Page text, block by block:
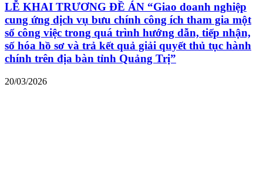
LỄ KHAI TRƯƠNG ĐỀ ÁN “Giao doanh nghiệp
cung ứng dịch vụ bưu chính công ích tham gia một
số công việc trong quá trình hướng dẫn, tiếp nhận,
số hóa hồ sơ và trả kết quả giải quyết thủ tục hành
chính trên địa bàn tỉnh Quảng Trị”
20/03/2026